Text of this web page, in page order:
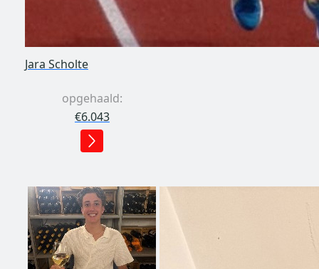
Jara Scholte
opgehaald:
€6.043